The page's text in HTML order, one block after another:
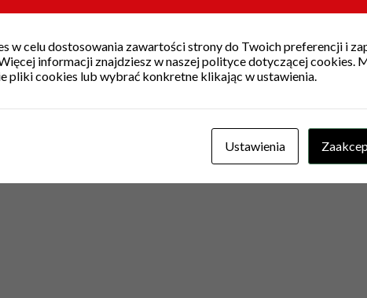
w celu dostosowania zawartości strony do Twoich preferencji i
informacji znajdziesz w naszej polityce dotyczącej cookies.
pliki cookies lub wybrać konkretne klikając w ustawienia.
Ustawienia